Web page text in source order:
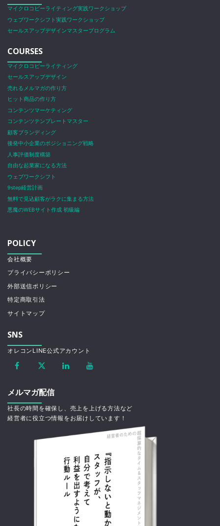
マイクロコピーライティング実践ワークショップ
ウェブワークシフト実践ワークショップ
セールスアップデザインマスタープログラム
COURSES
マイクロコピーライティング
セールスアップデザイン
売れるメルマガの作り方
ヒット商品の作り方
コンテンツマーケティング
コンテンツテンプレートマスター
顧客ブランディング
後発中小企業のポジショニング戦略
人事評価制度構築
自由な起業家になる方法
ウェブワークシフト
9step経営計画
無料で見込顧客がラクに集まる方法
悪魔のWEBサイト作成 初級編
POLICY
会社概要
プライバシーポリシー
外部送信ポリシー
特定商取引法
サイトマップ
SNS
オレコンLINE公式アカウント
メルマガ配信
社長の時間を確保し、売上を上げる方法など
経営者に役立つ情報をお届けしています！